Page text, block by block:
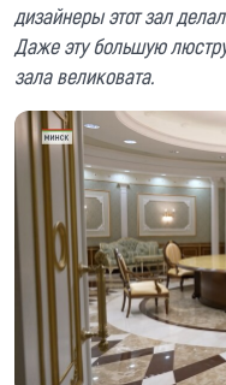
дизайнеры этот зал
Даже эту большую
зала великовата.